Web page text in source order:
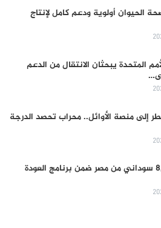
الحيوان أولوية ودعم كامل لإنتاج
المتحدة يبحثان الانتقال من الدعم
إلى منصة الأوائل.. محراب تحصد الدرجة
تفويج 8,700 سوداني من مصر ضمن برنامج العودة